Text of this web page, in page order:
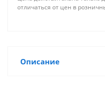
отличаться от цен в
Описание